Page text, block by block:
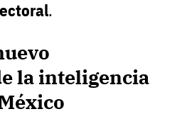
.
la inteligencia